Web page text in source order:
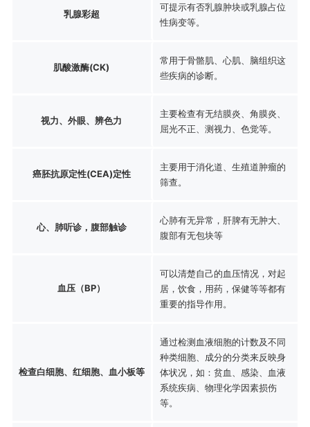
乳腺彩超
可提示有否乳腺肿块或乳腺占位
性病变等。
肌酸激酶(CK)
常用于骨骼肌、心肌、脑组织这
些疾病的诊断。
视力、外眼、辨色力
主要检查有无结膜炎、角膜炎、
屈光不正、测视力、色觉等。
癌胚抗原定性(CEA)定性
主要用于消化道、生殖道肿瘤的
筛查。
心、肺听诊，腹部触诊
心肺有无异常，肝脾有无肿大、
腹部有无包块等
血压（BP）
可以清楚自己的血压情况，对起
居，饮食，用药，保健等等都有
重要的指导作用。
检查白细胞、红细胞、血小板等
通过检测血液细胞的计数及不同
种类细胞、成分的分类来反映身
体状况，如：贫血、感染、血液
系统疾病、物理化学因素损伤
等。